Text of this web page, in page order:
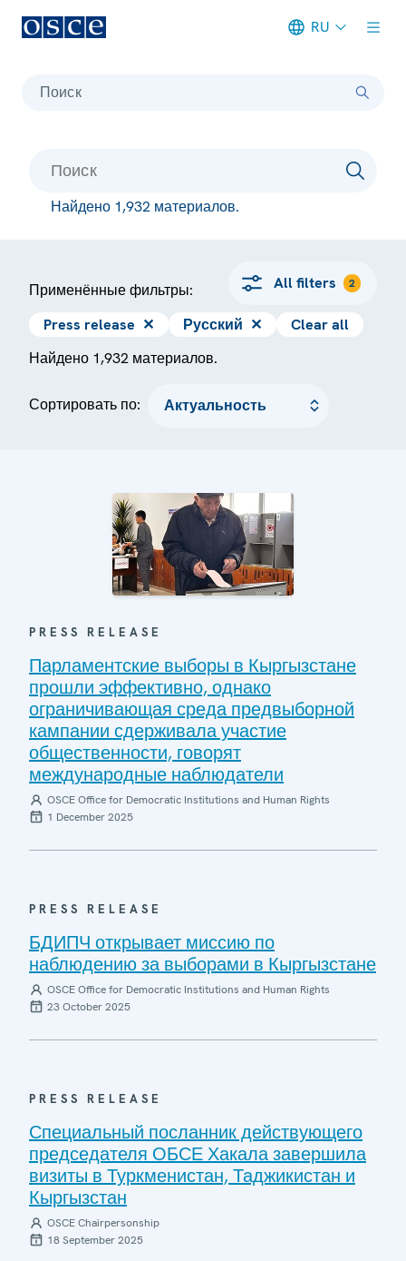
RU
Поиск
Найдено 1,932 материалов.
Применённые фильтры: All filters 2
Press release ✕ Русский ✕
Clear all
Найдено 1,932 материалов.
Сортировать по:
PRESS RELEASE
Парламентские выборы в Кыргызстане
прошли эффективно, однако
ограничивающая среда предвыборной
кампании сдерживала участие
общественности, говорят
международные наблюдатели
OSCE Office for Democratic Institutions and Human Rights
1 December 2025
PRESS RELEASE
БДИПЧ открывает миссию по
наблюдению за выборами в Кыргызстане
OSCE Office for Democratic Institutions and Human Rights
23 October 2025
PRESS RELEASE
Специальный посланник действующего
председателя ОБСЕ Хакала завершила
визиты в Туркменистан, Таджикистан и
Кыргызстан
OSCE Chairpersonship
18 September 2025